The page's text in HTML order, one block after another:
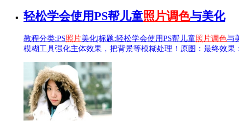
轻松学会使用PS帮儿童照片调色与美化
教程分类:PS照片美化|标题:轻松学会使用PS帮儿童照片调色与
模糊工具强化主体效果，把背景等模糊处理！原图：最终效